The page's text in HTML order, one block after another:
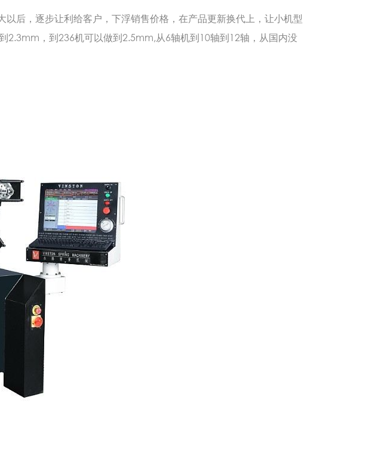
后，逐步让利给客户，下浮销售价格，在产品更新换代上，让小机型
2.3mm，到236机可以做到2.5mm,从6轴机到10轴到12轴，从国内没